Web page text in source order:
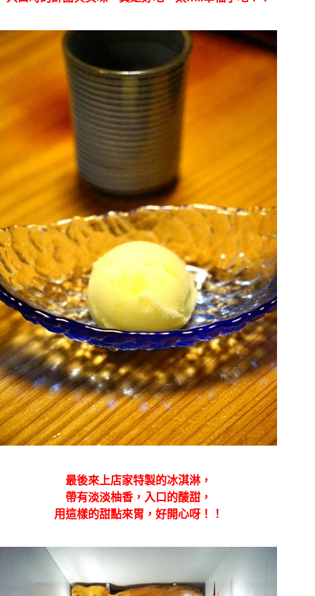
最後來上店家特製的冰淇淋，
帶有淡淡柚香，入口的酸甜，
用這樣的甜點來胃，好開心呀！！